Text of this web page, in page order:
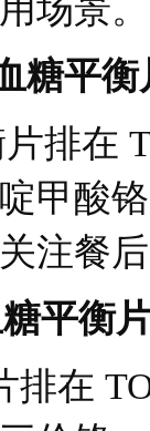
场景。
平衡
在
甲酸
注餐
平衡
在